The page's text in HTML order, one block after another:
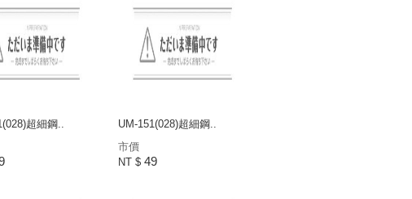
超細鋼..
UM-151(028)超細鋼..
市價
NT $ 49